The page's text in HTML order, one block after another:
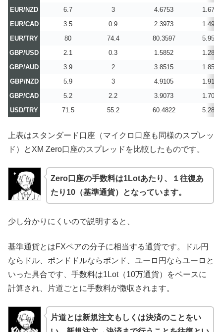
EUR/NZD
6.7 3 4.6753
1.6753
EUR/CAD
3.5 0.9 2.3973
1.4973
EUR/TRY
80 74.4 80.3597
5.9597
GBP/USD
2.1 0.3 1.5852
1.2852
GBP/AUD
3.9 2 3.8515
1.8515
GBP/NZD
5.9 3 4.9105
1.9105
GBP/CAD
5.2 2.2 3.9073
1.7073
USD/TRY
71.5 55.2 60.4822 5.2822
上表はスタンダード口座（マイクロ口座も同様のスプレッ
ド）とXM Zero口座のスプレッドを比較したものです。
Zero口座の手数料は1Lotあたり、１往復あ
たり10（基準通貨）となっています。
少し分かりにくいので説明すると、
基準通貨とはFXペアの分子に相当する通貨です。ドル円
ならドル、ポンドドルならポンド、ユーロ円ならユーロと
いった具合です、手数料は1Lot（10万通貨）をベースに
計算され、片道ごとに手数料が徴収されます。
片道とは新規注文もしくは決済のことをい